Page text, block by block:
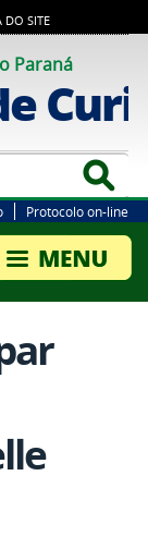
DO SITE
Paraná
Protocolo on-line